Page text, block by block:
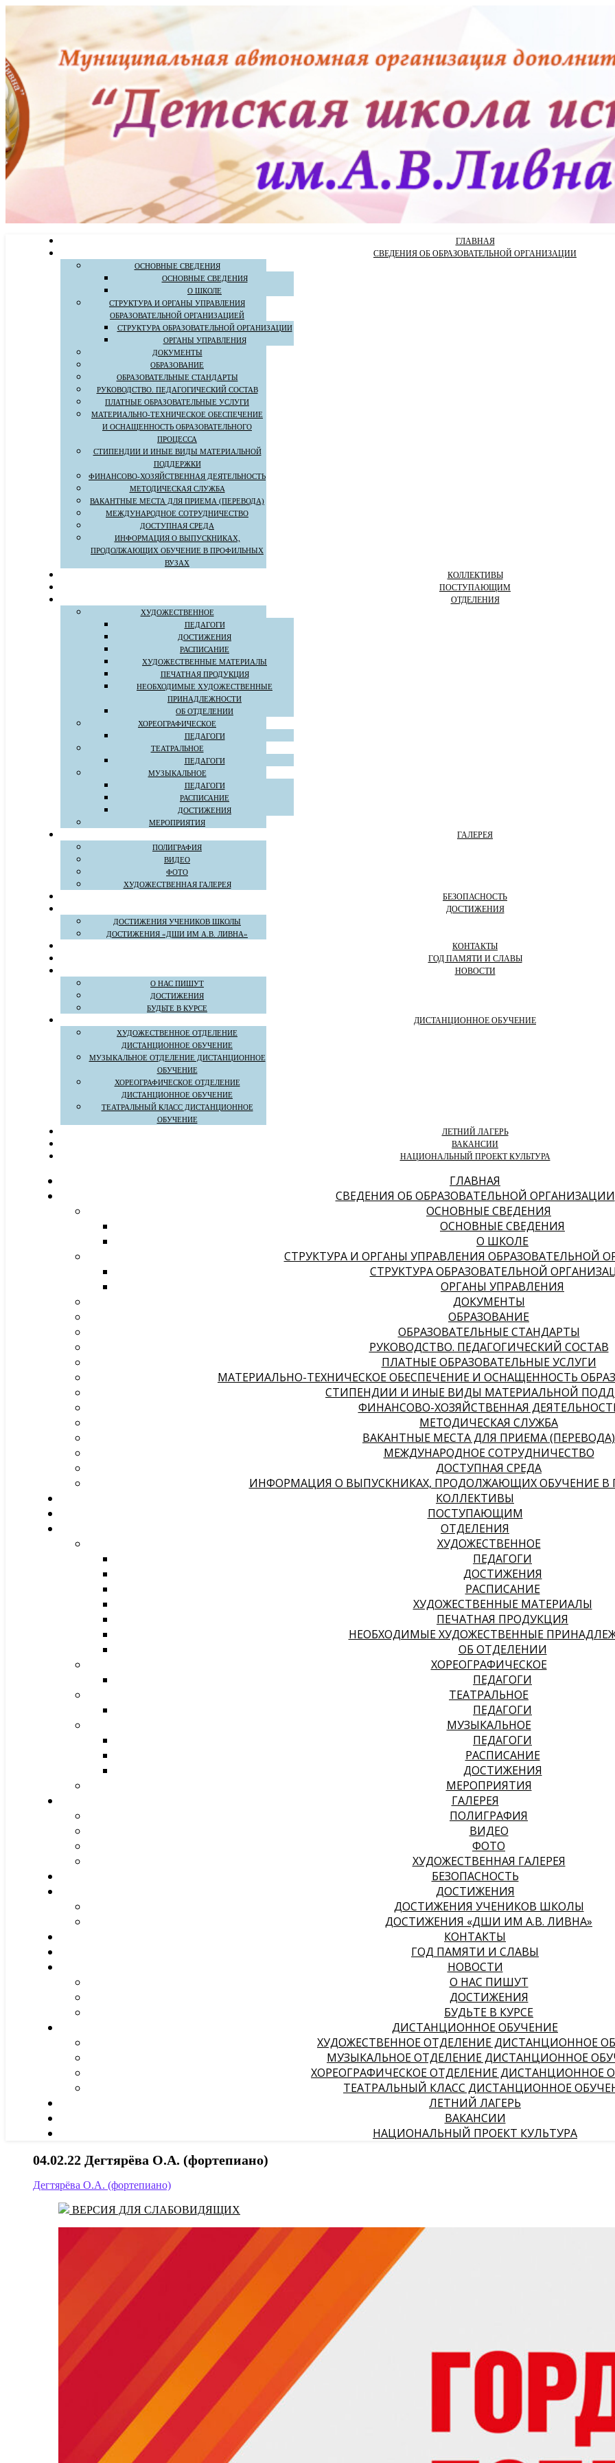
ГЛАВНАЯ
СВЕДЕНИЯ ОБ ОБРАЗОВАТЕЛЬНОЙ ОРГАНИЗАЦИИ
ОСНОВНЫЕ СВЕДЕНИЯ
ОСНОВНЫЕ СВЕДЕНИЯ
О ШКОЛЕ
СТРУКТУРА И ОРГАНЫ УПРАВЛЕНИЯ
ОБРАЗОВАТЕЛЬНОЙ ОРГАНИЗАЦИЕЙ
СТРУКТУРА ОБРАЗОВАТЕЛЬНОЙ ОРГАНИЗАЦИИ
ОРГАНЫ УПРАВЛЕНИЯ
ДОКУМЕНТЫ
ОБРАЗОВАНИЕ
ОБРАЗОВАТЕЛЬНЫЕ СТАНДАРТЫ
РУКОВОДСТВО. ПЕДАГОГИЧЕСКИЙ СОСТАВ
ПЛАТНЫЕ ОБРАЗОВАТЕЛЬНЫЕ УСЛУГИ
МАТЕРИАЛЬНО-ТЕХНИЧЕСКОЕ ОБЕСПЕЧЕНИЕ
И ОСНАЩЕННОСТЬ ОБРАЗОВАТЕЛЬНОГО
ПРОЦЕССА
СТИПЕНДИИ И ИНЫЕ ВИДЫ МАТЕРИАЛЬНОЙ
ПОДДЕРЖКИ
ФИНАНСОВО-ХОЗЯЙСТВЕННАЯ ДЕЯТЕЛЬНОСТЬ
МЕТОДИЧЕСКАЯ СЛУЖБА
ВАКАНТНЫЕ МЕСТА ДЛЯ ПРИЕМА (ПЕРЕВОДА)
МЕЖДУНАРОДНОЕ СОТРУДНИЧЕСТВО
ДОСТУПНАЯ СРЕДА
ИНФОРМАЦИЯ О ВЫПУСКНИКАХ,
ПРОДОЛЖАЮЩИХ ОБУЧЕНИЕ В ПРОФИЛЬНЫХ
ВУЗАХ
КОЛЛЕКТИВЫ
ПОСТУПАЮЩИМ
ОТДЕЛЕНИЯ
ХУДОЖЕСТВЕННОЕ
ПЕДАГОГИ
ДОСТИЖЕНИЯ
РАСПИСАНИЕ
ХУДОЖЕСТВЕННЫЕ МАТЕРИАЛЫ
ПЕЧАТНАЯ ПРОДУКЦИЯ
НЕОБХОДИМЫЕ ХУДОЖЕСТВЕННЫЕ
ПРИНАДЛЕЖНОСТИ
ОБ ОТДЕЛЕНИИ
ХОРЕОГРАФИЧЕСКОЕ
ПЕДАГОГИ
ТЕАТРАЛЬНОЕ
ПЕДАГОГИ
МУЗЫКАЛЬНОЕ
ПЕДАГОГИ
РАСПИСАНИЕ
ДОСТИЖЕНИЯ
МЕРОПРИЯТИЯ
ГАЛЕРЕЯ
ПОЛИГРАФИЯ
ВИДЕО
ФОТО
ХУДОЖЕСТВЕННАЯ ГАЛЕРЕЯ
БЕЗОПАСНОСТЬ
ДОСТИЖЕНИЯ
ДОСТИЖЕНИЯ УЧЕНИКОВ ШКОЛЫ
ДОСТИЖЕНИЯ «ДШИ ИМ А.В. ЛИВНА»
КОНТАКТЫ
ГОД ПАМЯТИ И СЛАВЫ
НОВОСТИ
О НАС ПИШУТ
ДОСТИЖЕНИЯ
БУДЬТЕ В КУРСЕ
ДИСТАНЦИОННОЕ ОБУЧЕНИЕ
ХУДОЖЕСТВЕННОЕ ОТДЕЛЕНИЕ
ДИСТАНЦИОННОЕ ОБУЧЕНИЕ
МУЗЫКАЛЬНОЕ ОТДЕЛЕНИЕ ДИСТАНЦИОННОЕ
ОБУЧЕНИЕ
ХОРЕОГРАФИЧЕСКОЕ ОТДЕЛЕНИЕ
ДИСТАНЦИОННОЕ ОБУЧЕНИЕ
ТЕАТРАЛЬНЫЙ КЛАСС ДИСТАНЦИОННОЕ
ОБУЧЕНИЕ
ЛЕТНИЙ ЛАГЕРЬ
ВАКАНСИИ
НАЦИОНАЛЬНЫЙ ПРОЕКТ КУЛЬТУРА
ГЛАВНАЯ
СВЕДЕНИЯ ОБ ОБРАЗОВАТЕЛЬНОЙ ОРГАНИЗАЦИИ
ОСНОВНЫЕ СВЕДЕНИЯ
ОСНОВНЫЕ СВЕДЕНИЯ
О ШКОЛЕ
СТРУКТУРА И ОРГАНЫ УПРАВЛЕНИЯ ОБРАЗОВАТЕЛЬНОЙ
СТРУКТУРА ОБРАЗОВАТЕЛЬНОЙ
ОРГАНЫ УПРАВЛЕНИЯ
ДОКУМЕНТЫ
ОБРАЗОВАНИЕ
ОБРАЗОВАТЕЛЬНЫЕ СТАНДАРТЫ
РУКОВОДСТВО. ПЕДАГОГИЧЕСКИЙ СОСТАВ
ПЛАТНЫЕ ОБРАЗОВАТЕЛЬНЫЕ УСЛУГИ
МАТЕРИАЛЬНО-ТЕХНИЧЕСКОЕ ОБЕСПЕЧЕНИЕ И ОСНАЩЕННОСТЬ
СТИПЕНДИИ И ИНЫЕ ВИДЫ МАТЕРИАЛЬНОЙ
ФИНАНСОВО-ХОЗЯЙСТВЕННАЯ
МЕТОДИЧЕСКАЯ СЛУЖБА
ВАКАНТНЫЕ МЕСТА ДЛЯ ПРИЕМА (ПЕРЕВОДА)
МЕЖДУНАРОДНОЕ СОТРУДНИЧЕСТВО
ДОСТУПНАЯ СРЕДА
ИНФОРМАЦИЯ О ВЫПУСКНИКАХ, ПРОДОЛЖАЮЩИХ ОБУЧЕНИЕ В
КОЛЛЕКТИВЫ
ПОСТУПАЮЩИМ
ОТДЕЛЕНИЯ
ХУДОЖЕСТВЕННОЕ
ПЕДАГОГИ
ДОСТИЖЕНИЯ
РАСПИСАНИЕ
ХУДОЖЕСТВЕННЫЕ МАТЕРИАЛЫ
ПЕЧАТНАЯ ПРОДУКЦИЯ
НЕОБХОДИМЫЕ ХУДОЖЕСТВЕННЫЕ
ОБ ОТДЕЛЕНИИ
ХОРЕОГРАФИЧЕСКОЕ
ПЕДАГОГИ
ТЕАТРАЛЬНОЕ
ПЕДАГОГИ
МУЗЫКАЛЬНОЕ
ПЕДАГОГИ
РАСПИСАНИЕ
ДОСТИЖЕНИЯ
МЕРОПРИЯТИЯ
ГАЛЕРЕЯ
ПОЛИГРАФИЯ
ВИДЕО
ФОТО
ХУДОЖЕСТВЕННАЯ ГАЛЕРЕЯ
БЕЗОПАСНОСТЬ
ДОСТИЖЕНИЯ
ДОСТИЖЕНИЯ УЧЕНИКОВ ШКОЛЫ
ДОСТИЖЕНИЯ «ДШИ ИМ А.В. ЛИВНА»
КОНТАКТЫ
ГОД ПАМЯТИ И СЛАВЫ
НОВОСТИ
О НАС ПИШУТ
ДОСТИЖЕНИЯ
БУДЬТЕ В КУРСЕ
ДИСТАНЦИОННОЕ ОБУЧЕНИЕ
ХУДОЖЕСТВЕННОЕ ОТДЕЛЕНИЕ ДИСТАНЦИОННОЕ
МУЗЫКАЛЬНОЕ ОТДЕЛЕНИЕ ДИСТАНЦИОННОЕ
ХОРЕОГРАФИЧЕСКОЕ ОТДЕЛЕНИЕ ДИСТАНЦИОННОЕ
ТЕАТРАЛЬНЫЙ КЛАСС ДИСТАНЦИОННОЕ
ЛЕТНИЙ ЛАГЕРЬ
ВАКАНСИИ
НАЦИОНАЛЬНЫЙ ПРОЕКТ КУЛЬТУРА
04.02.22 Дегтярёва О.А. (фортепиано)
Дегтярёва О.А. (фортепиано)
ВЕРСИЯ ДЛЯ СЛАБОВИДЯЩИХ